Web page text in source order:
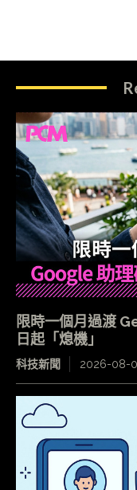
限時一個月過渡
日起「熄機」
科技新聞 2026-08-